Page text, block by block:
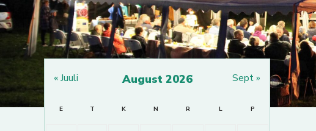
August 2026
E T K N R L P
« Juuli Sept »